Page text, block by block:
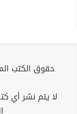
حقوق الكتب
لا يتم نشر أي